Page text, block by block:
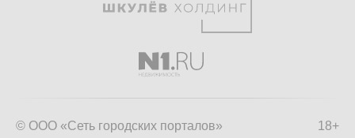
18+
© ООО «Сеть городских порталов»